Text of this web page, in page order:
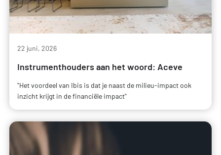
22 juni, 2026
Instrumenthouders aan het woord: Aceve
"Het voordeel van Ibis is dat je naast de milieu-impact ook
inzicht krijgt in de financiële impact"